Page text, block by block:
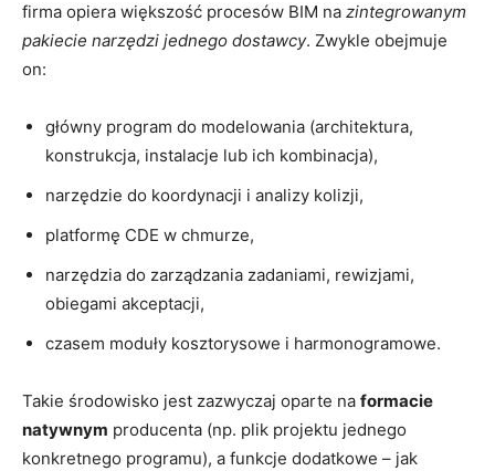
firma opiera większość procesów BIM na zintegrowanym
pakiecie narzędzi jednego dostawcy. Zwykle obejmuje
on:
główny program do modelowania (architektura,
konstrukcja, instalacje lub ich kombinacja),
narzędzie do koordynacji i analizy kolizji,
platformę CDE w chmurze,
narzędzia do zarządzania zadaniami, rewizjami,
obiegami akceptacji,
czasem moduły kosztorysowe i harmonogramowe.
Takie środowisko jest zazwyczaj oparte na formacie
natywnym producenta (np. plik projektu jednego
konkretnego programu), a funkcje dodatkowe – jak